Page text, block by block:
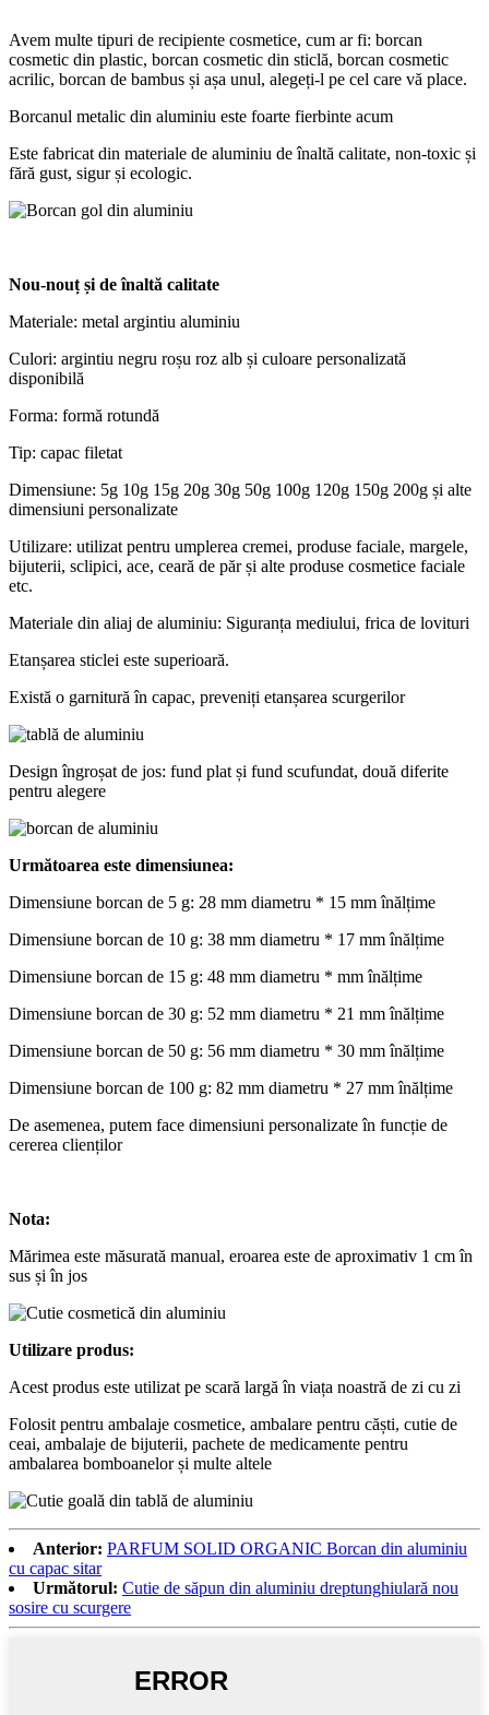
Avem multe tipuri de recipiente cosmetice, cum ar fi: borcan
cosmetic din plastic, borcan cosmetic din sticlă, borcan cosmetic
acrilic, borcan de bambus și așa unul, alegeți-l pe cel care vă place.
Borcanul metalic din aluminiu este foarte fierbinte acum
Este fabricat din materiale de aluminiu de înaltă calitate, non-toxic și
fără gust, sigur și ecologic.
Nou-nouț și de înaltă calitate
Materiale: metal argintiu aluminiu
Culori: argintiu negru roșu roz alb și culoare personalizată
disponibilă
Forma: formă rotundă
Tip: capac filetat
Dimensiune: 5g 10g 15g 20g 30g 50g 100g 120g 150g 200g și alte
dimensiuni personalizate
Utilizare: utilizat pentru umplerea cremei, produse faciale, margele,
bijuterii, sclipici, ace, ceară de păr și alte produse cosmetice faciale
etc.
Materiale din aliaj de aluminiu: Siguranța mediului, frica de lovituri
Etanșarea sticlei este superioară.
Există o garnitură în capac, preveniți etanșarea scurgerilor
Design îngroșat de jos: fund plat și fund scufundat, două diferite
pentru alegere
Următoarea este dimensiunea:
Dimensiune borcan de 5 g: 28 mm diametru * 15 mm înălțime
Dimensiune borcan de 10 g: 38 mm diametru * 17 mm înălțime
Dimensiune borcan de 15 g: 48 mm diametru * mm înălțime
Dimensiune borcan de 30 g: 52 mm diametru * 21 mm înălțime
Dimensiune borcan de 50 g: 56 mm diametru * 30 mm înălțime
Dimensiune borcan de 100 g: 82 mm diametru * 27 mm înălțime
De asemenea, putem face dimensiuni personalizate în funcție de
cererea clienților
Nota:
Mărimea este măsurată manual, eroarea este de aproximativ 1 cm în
sus și în jos
Utilizare produs:
Acest produs este utilizat pe scară largă în viața noastră de zi cu zi
Folosit pentru ambalaje cosmetice, ambalare pentru căști, cutie de
ceai, ambalaje de bijuterii, pachete de medicamente pentru
ambalarea bomboanelor și multe altele
Anterior: PARFUM SOLID ORGANIC Borcan din aluminiu
cu capac sitar
Următorul: Cutie de săpun din aluminiu dreptunghiulară nou
sosire cu scurgere